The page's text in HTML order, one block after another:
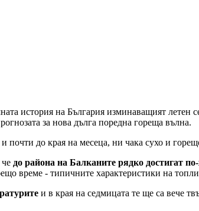
история на България изминаващият летен
за нова дълга поредна гореща вълна.
почти до края на месеца, ни чака сухо и
до района на Балканите рядко достигат
време - типичните характеристики на
и в края на седмицата те ще са вече